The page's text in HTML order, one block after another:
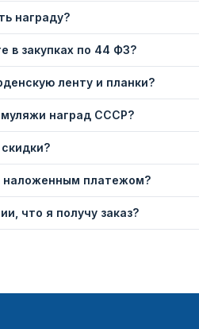
награду?
в закупках по 44 ФЗ?
ленту и планки?
муляжи наград СССР?
наложенным платежом?
что я получу заказ?